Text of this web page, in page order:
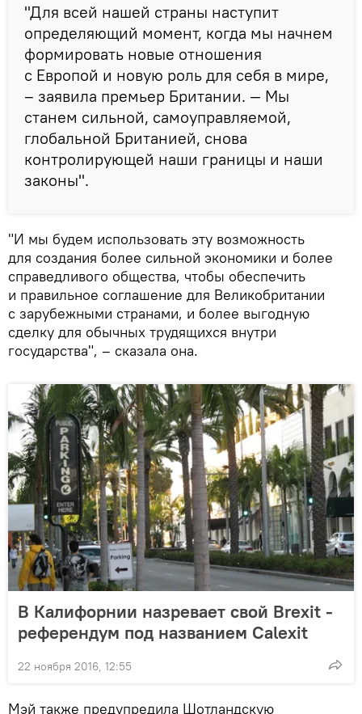
"Для всей нашей страны наступит
определяющий момент, когда мы начнем
формировать новые отношения
с Европой и новую роль для себя в мире,
– заявила премьер Британии. — Мы
станем сильной, самоуправляемой,
глобальной Британией, снова
контролирующей наши границы и наши
законы".
"И мы будем использовать эту возможность
для создания более сильной экономики и более
справедливого общества, чтобы обеспечить
и правильное соглашение для Великобритании
с зарубежными странами, и более выгодную
сделку для обычных трудящихся внутри
государства", – сказала она.
В Калифорнии назревает свой Brexit -
референдум под названием Calexit
22 ноября 2016, 12:55
Мэй также предупредила Шотландскую